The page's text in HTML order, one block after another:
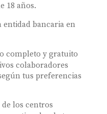
18 años.
entidad bancaria en
completo y gratuito
colaboradores
tus preferencias
los centros